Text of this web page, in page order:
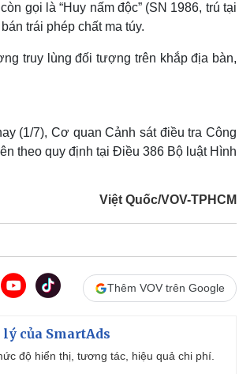
gọi là “Huy nấm độc” (SN 1986, trú tại
trái phép chất ma túy.
truy lùng đối tượng trên khắp địa bàn,
(1/7), Cơ quan Cảnh sát điều tra Công
theo quy định tại Điều 386 Bộ luật Hình
Việt Quốc/VOV-TPHCM
Thêm VOV trên Google
của SmartAds
độ hiển thị, tương tác, hiệu quả chi phí.